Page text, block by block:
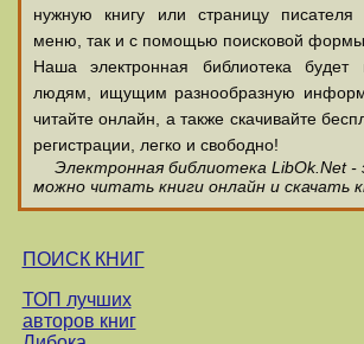
нужную книгу или страницу
меню, так и с помощью поисковой
Наша электронная библиотека будет
людям, ищущим разнообразную
читайте онлайн, а также скачивайте
регистрации, легко и свободно!
Электронная библиотека LibOk.Net
можно читать книги онлайн и скачать
ПОИСК КНИГ
ТОП лучших
авторов книг